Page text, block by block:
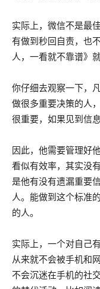
实际上，微信不是最
有做到秒回自责，也
人，一看就不靠谱》就
你仔细去观察一下，
做很多重要决策的人
很重要，如果见到信
因此，他需要管理好
看似有效率，其实没
是他有没有遗漏重要
人。能做到这个标准
的人。
实际上，一个对自己
从来就不会被手机和
不会沉迷在手机的社